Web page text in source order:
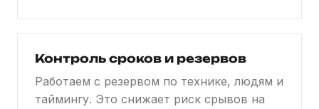
Контроль сроков и резервов
Работаем с резервом по технике, людям и
таймингу. Это снижает риск срывов на